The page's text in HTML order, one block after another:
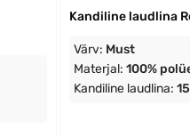
Kandiline laudlina
Värv: Must
Materjal: 100%
Kandiline laudlina: